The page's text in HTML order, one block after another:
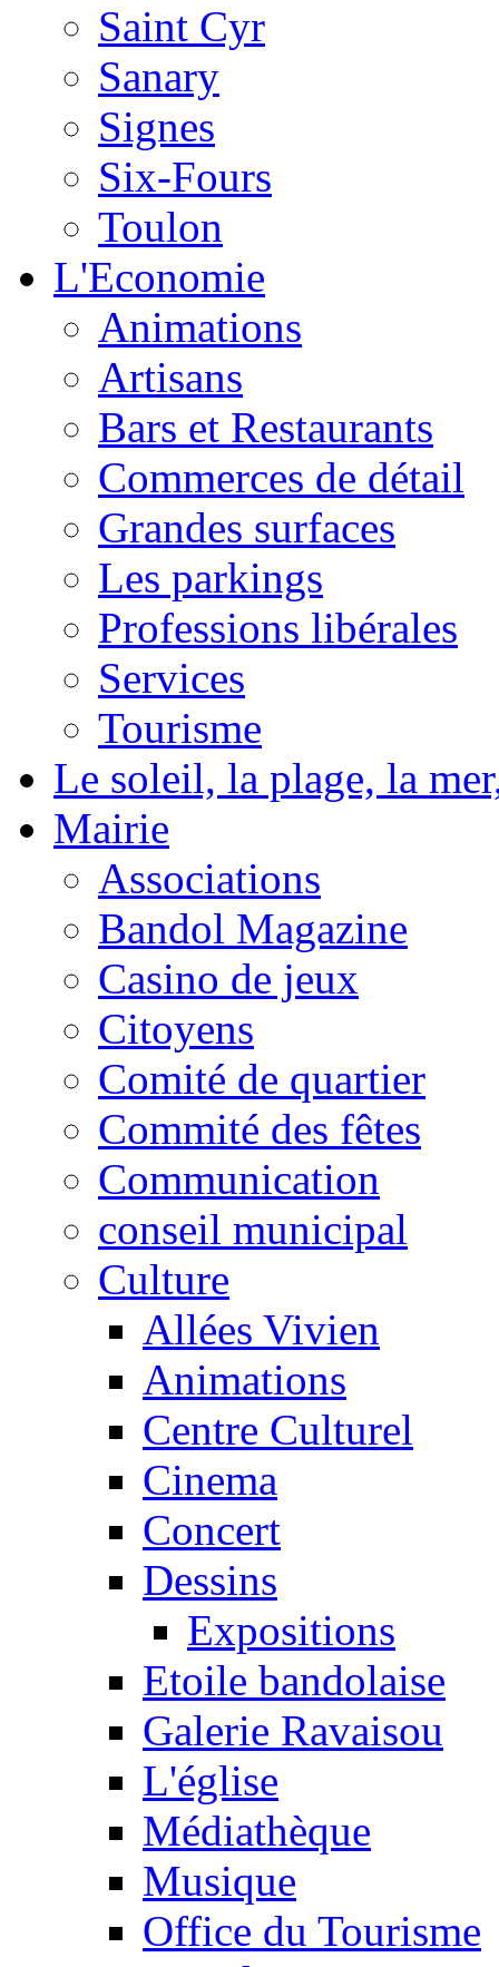
Saint Cyr
Sanary
Signes
Six-Fours
Toulon
L'Economie
Animations
Artisans
Bars et Restaurants
Commerces de détail
Grandes surfaces
Les parkings
Professions libérales
Services
Tourisme
Le soleil, la plage, la
Mairie
Associations
Bandol Magazine
Casino de jeux
Citoyens
Comité de quartier
Commité des fêtes
Communication
conseil municipal
Culture
Allées Vivien
Animations
Centre Culturel
Cinema
Concert
Dessins
Expositions
Etoile bandolaise
Galerie Ravaisou
L'église
Médiathèque
Musique
Office du Tourisme